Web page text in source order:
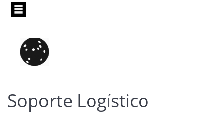
Pasar
principal
Soporte Logístico